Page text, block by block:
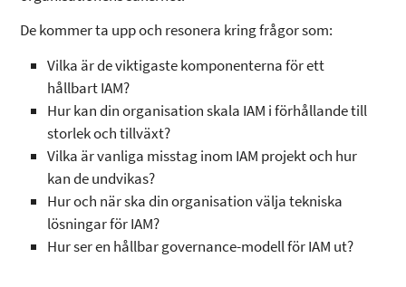
De kommer ta upp och resonera kring frågor som:
Vilka är de viktigaste komponenterna för ett
hållbart IAM?
Hur kan din organisation skala IAM i förhållande till
storlek och tillväxt?
Vilka är vanliga misstag inom IAM projekt och hur
kan de undvikas?
Hur och när ska din organisation välja tekniska
lösningar för IAM?
Hur ser en hållbar governance-modell för IAM ut?